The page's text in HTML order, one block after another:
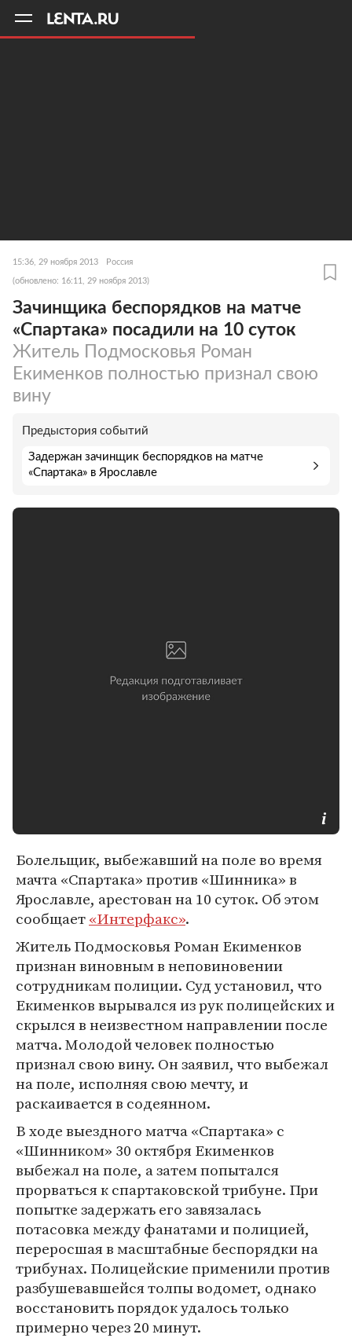
15:36, 29 ноября 2013 Россия
(обновлено: 16:11, 29 ноября 2013)
Зачинщика беспорядков на матче
«Спартака» посадили на 10 суток
Житель Подмосковья Роман
Екименков полностью признал свою
вину
Предыстория событий
Задержан зачинщик беспорядков на матче
«Спартака» в Ярославле
Болельщик, выбежавший на поле во время
мачта «Спартака» против «Шинника» в
Ярославле, арестован на 10 суток. Об этом
сообщает«Интерфакс».
Житель Подмосковья Роман Екименков
признан виновным в неповиновении
сотрудникам полиции. Суд установил, что
Екименков вырывался из рук полицейских и
скрылся в неизвестном направлении после
матча. Молодой человек полностью
признал свою вину. Он заявил, что выбежал
на поле, исполняя свою мечту, и
раскаивается в содеянном.
В ходе выездного матча «Спартака» с
«Шинником» 30 октября Екименков
выбежал на поле, а затем попытался
прорваться к спартаковской трибуне. При
попытке задержать его завязалась
потасовка между фанатами и полицией,
переросшая в масштабные беспорядки на
трибунах. Полицейские применили против
разбушевавшейся толпы водомет, однако
восстановить порядок удалось только
примерно через 20 минут.